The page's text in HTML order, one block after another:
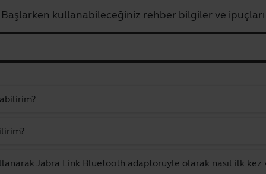
Başlarken kullanabileceğiniz rehber bilgiler ve ipuçları
Jabra Link Bluetooth adaptörüyle olarak nasıl ilk